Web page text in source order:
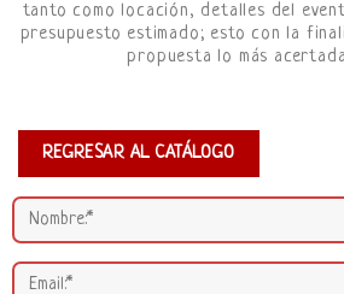
tanto como locación, detalles del
presupuesto estimado; esto con la
propuesta lo más
REGRESAR AL CATÁLOGO